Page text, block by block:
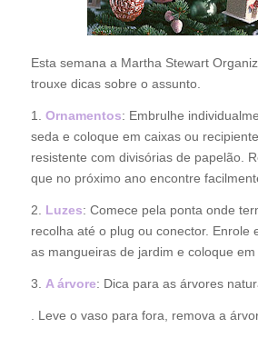
Esta semana a Martha Stewart
trouxe dicas sobre o assunto.
1. Ornamentos: Embrulhe
seda e coloque em caixas ou
resistente com divisórias de papelão.
que no próximo ano encontre
2. Luzes: Comece pela ponta onde
recolha até o plug ou conector. Enrole
as mangueiras de jardim e coloque em
3. A árvore: Dica para as árvores
. Leve o vaso para fora, remova a